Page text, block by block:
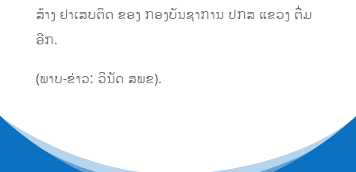
ສ້າງ ຢາເສບຕິດ ຂອງ ກອງບັນຊາການ ປກສ ແຂວງ ຕື່ມ
ອີກ.
(ພາບ-ຂ່າວ: ວິນັດ ສພຂ).